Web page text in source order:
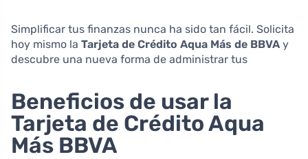
Simplificar tus finanzas nunca ha sido tan fácil. Solicita
hoy mismo la Tarjeta de Crédito Aqua Más de BBVA y
descubre una nueva forma de administrar tus
Beneficios de usar la
Tarjeta de Crédito Aqua
Más BBVA